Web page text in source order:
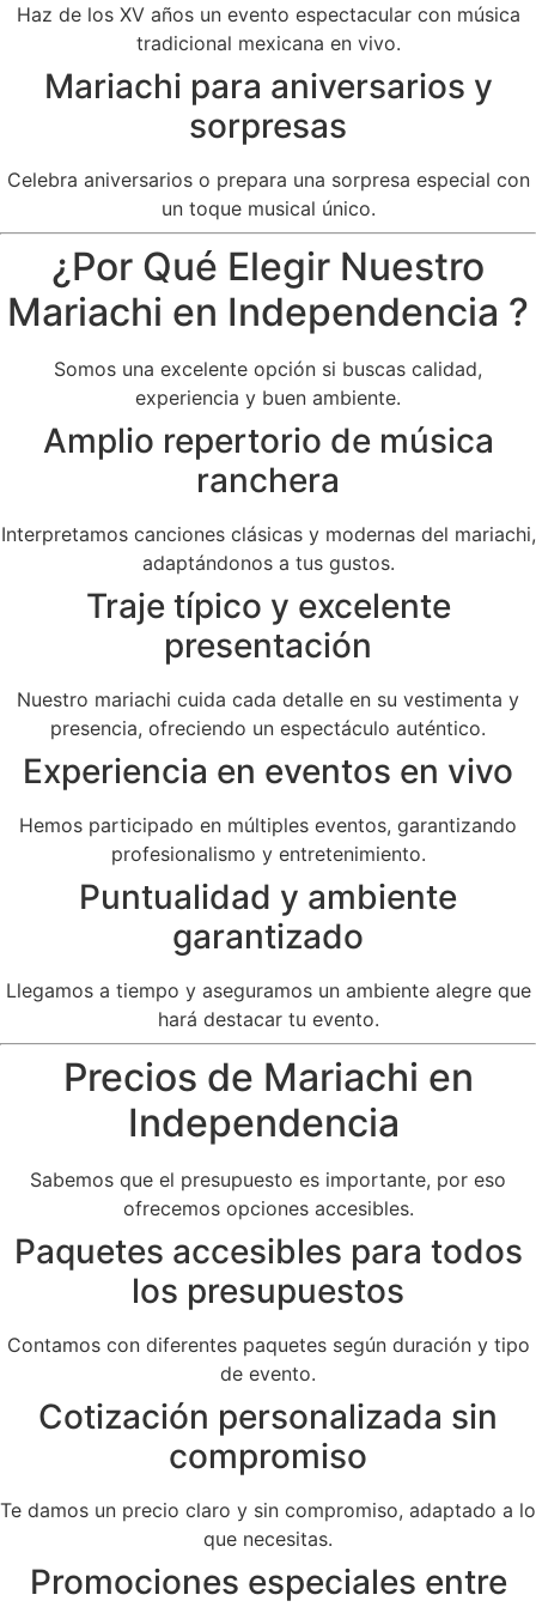
Haz de los XV años un evento espectacular con música
tradicional mexicana en vivo.
Mariachi para aniversarios y
sorpresas
Celebra aniversarios o prepara una sorpresa especial con
un toque musical único.
¿Por Qué Elegir Nuestro
Mariachi en Independencia ?
Somos una excelente opción si buscas calidad,
experiencia y buen ambiente.
Amplio repertorio de música
ranchera
Interpretamos canciones clásicas y modernas del mariachi,
adaptándonos a tus gustos.
Traje típico y excelente
presentación
Nuestro mariachi cuida cada detalle en su vestimenta y
presencia, ofreciendo un espectáculo auténtico.
Experiencia en eventos en vivo
Hemos participado en múltiples eventos, garantizando
profesionalismo y entretenimiento.
Puntualidad y ambiente
garantizado
Llegamos a tiempo y aseguramos un ambiente alegre que
hará destacar tu evento.
Precios de Mariachi en
Independencia
Sabemos que el presupuesto es importante, por eso
ofrecemos opciones accesibles.
Paquetes accesibles para todos
los presupuestos
Contamos con diferentes paquetes según duración y tipo
de evento.
Cotización personalizada sin
compromiso
Te damos un precio claro y sin compromiso, adaptado a lo
que necesitas.
Promociones especiales entre